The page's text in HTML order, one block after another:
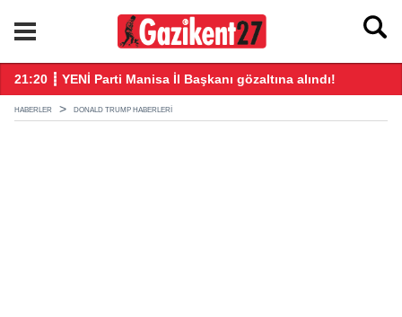
21:20 ┋ YENİ Parti Manisa İl Başkanı gözaltına alındı!
HABERLER DONALD TRUMP HABERLERI